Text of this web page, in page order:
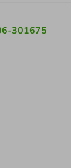
301675